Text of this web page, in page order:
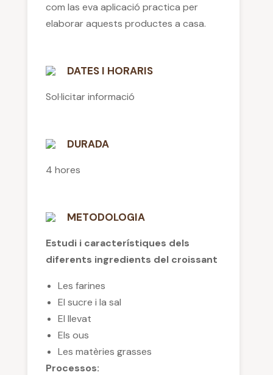
com las eva aplicació practica per
elaborar aquests productes a casa.
DATES I HORARIS
Sol·licitar informació
DURADA
4 hores
METODOLOGIA
Estudi i característiques dels
diferents ingredients del croissant
Les farines
El sucre i la sal
El llevat
Els ous
Les matèries grasses
Processos: